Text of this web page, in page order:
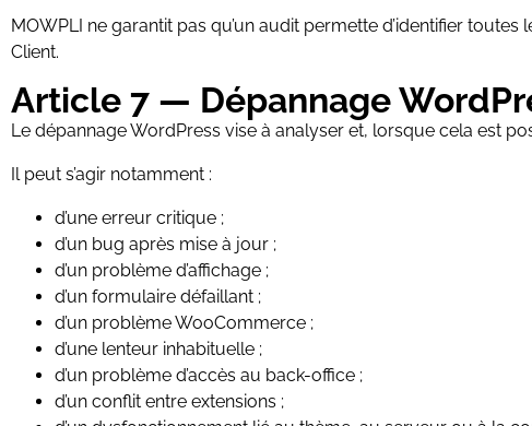
MOWPLI ne garantit pas qu’un audit permette d’identifier
Client.
Article 7 — Dépannage
Le dépannage WordPress vise à analyser et, lorsque cela est
Il peut s’agir notamment :
d’une erreur critique ;
d’un bug après mise à jour ;
d’un problème d’affichage ;
d’un formulaire défaillant ;
d’un problème WooCommerce ;
d’une lenteur inhabituelle ;
d’un problème d’accès au back-office ;
d’un conflit entre extensions ;